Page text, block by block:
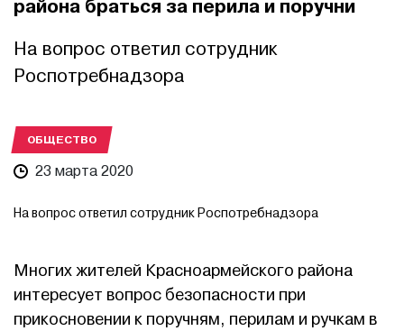
района браться за перила и поручни
На вопрос ответил сотрудник
Роспотребнадзора
ОБЩЕСТВО
23 марта 2020
На вопрос ответил сотрудник Роспотребнадзора
Многих жителей Красноармейского района
интересует вопрос безопасности при
прикосновении к поручням, перилам и ручкам в